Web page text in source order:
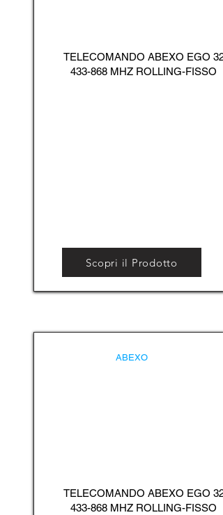
TELECOMANDO ABEXO EGO 32
433-868 MHZ ROLLING-FISSO
Scopri il Prodotto
ABEXO
TELECOMANDO ABEXO EGO 32
433-868 MHZ ROLLING-FISSO